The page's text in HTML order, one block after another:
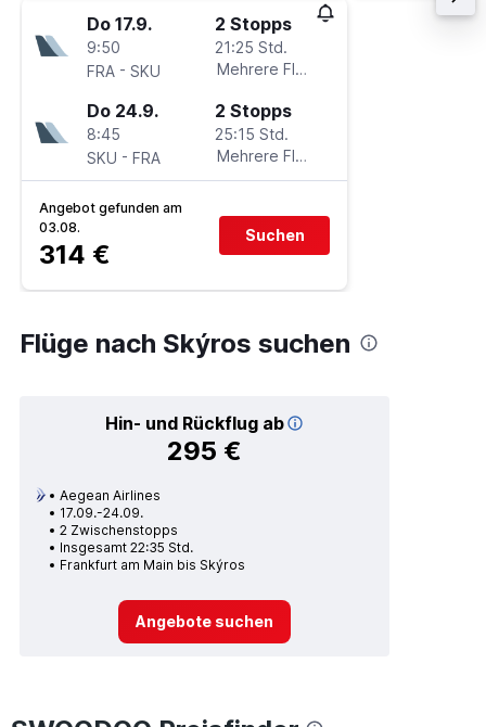
Do 17.9.
9:50
FRA - SKU
2 Stopps
21:25 Std.
Mehrere Fluglinien
Do 24.9.
8:45
SKU - FRA
2 Stopps
25:15 Std.
Mehrere Fluglinien
Angebot gefunden am
03.08.
314 €
Suchen
Flüge nach Skýros suchen
Hin- und Rückflug ab
295 €
Aegean Airlines
17.09.-24.09.
2 Zwischenstopps
Insgesamt 22:35 Std.
Frankfurt am Main bis Skýros
Angebote suchen